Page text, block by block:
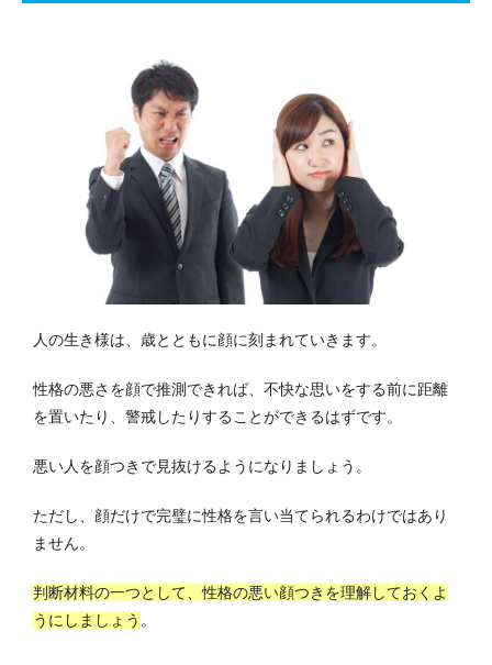
人の生き様は、歳とともに顔に刻まれていきます。
性格の悪さを顔で推測できれば、不快な思いをする前に距離
を置いたり、警戒したりすることができるはずです。
悪い人を顔つきで見抜けるようになりましょう。
ただし、顔だけで完璧に性格を言い当てられるわけではあり
ません。
判断材料の一つとして、性格の悪い顔つきを理解しておくよ
うにしましょう 。